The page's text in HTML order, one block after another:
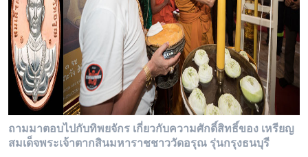
ถามมาตอบไปกับทิพยจักร เกี่ยวกับความศักดิ์สิทธิ์ของ เหรียญ
สมเด็จพระเจ้าตากสินมหาราชชาววัดอรุณ รุ่นกรุงธนบุรี